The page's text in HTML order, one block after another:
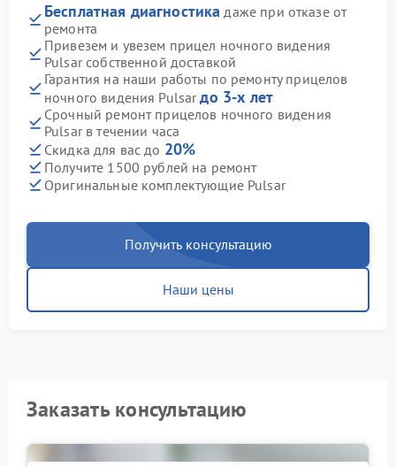
Бесплатная диагностика даже при отказе от
ремонта
Привезем и увезем прицел ночного видения
Pulsar собственной доставкой
Гарантия на наши работы по ремонту прицелов
ночного видения Pulsarдо 3-х лет
Срочный ремонт прицелов ночного видения
Pulsar в течении часа
Скидка для вас до 20%
Получите 1500 рублей на ремонт
Оригинальные комплектующие Pulsar
Получить консультацию
Наши цены
Заказать консультацию